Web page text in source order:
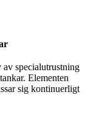
specialutrustning
Elementen
sig kontinuerligt